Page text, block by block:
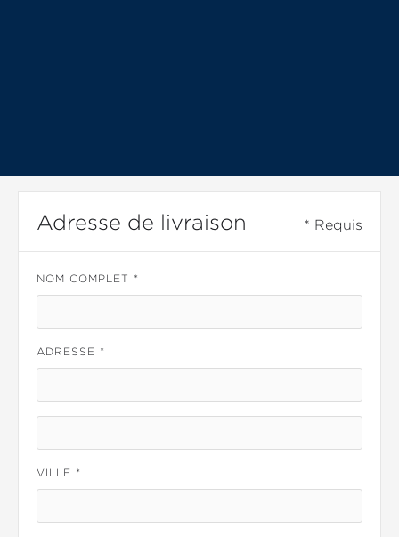
Adresse de livraison * Requis
NOM COMPLET *
ADRESSE *
VILLE *